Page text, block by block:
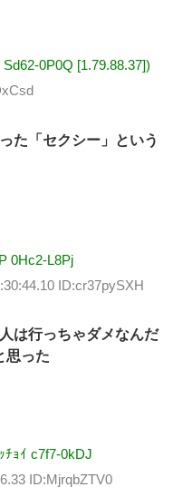
0P0Q [1.79.88.37])
た「セクシー」という
0Hc2-L8Pj
ID:cr37pySXH
は行っちゃダメなんだ
思った
ﾁｮｲ c7f7-0kDJ
ID:MjrqbZTV0